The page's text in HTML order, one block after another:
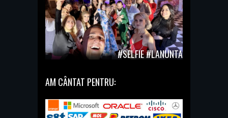
#SELFIE #LANUNTA
AM CÂNTAT PENTRU: